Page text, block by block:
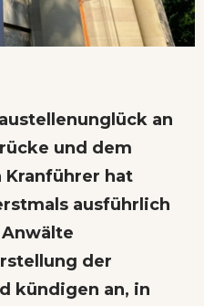
an
und dem
Kranführer hat
ausführlich
der
kündigen an, in